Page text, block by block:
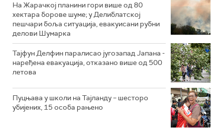
На Жарачкој планини гори више од 80
хектара борове шуме; у Делиблатској
пешчари боља ситуација, евакуисани рубни
делови Шумарка
Тајфун Делфин паралисао југозапад Јапана -
наређена евакуација, отказано више од 500
летова
Пуцњава у школи на Тајланду – шесторо
убијених, 15 особа рањено